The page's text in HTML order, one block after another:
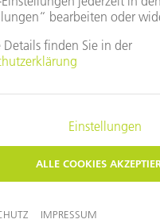
UND MARKENZEICHEN
AGB
©2026